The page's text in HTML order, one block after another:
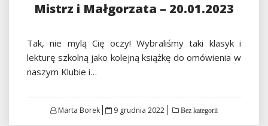
Mistrz i Małgorzata – 20.01.2023
Tak, nie mylą Cię oczy! Wybraliśmy taki klasyk i
lekturę szkolną jako kolejną książkę do omówienia w
naszym Klubie i…
Marta Borek
Posted
9 grudnia 2022 Bez kategorii